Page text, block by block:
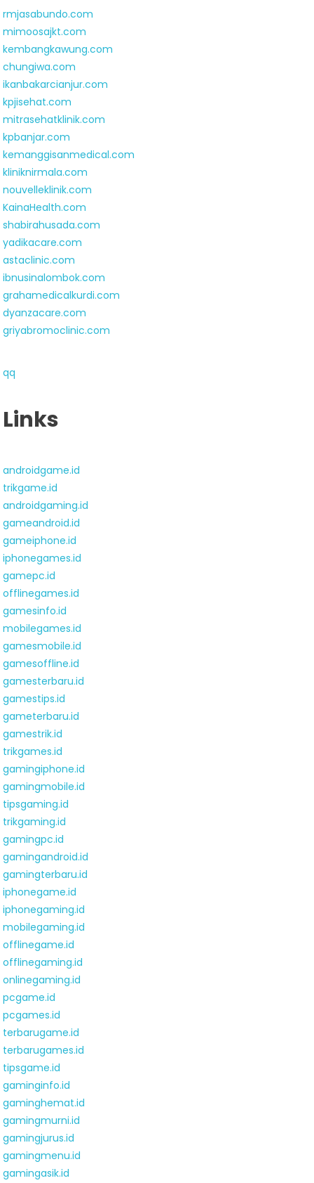
rmjasabundo.com
mimoosajkt.com
kembangkawung.com
chungiwa.com
ikanbakarcianjur.com
kpjisehat.com
mitrasehatklinik.com
kpbanjar.com
kemanggisanmedical.com
kliniknirmala.com
nouvelleklinik.com
KainaHealth.com
shabirahusada.com
yadikacare.com
astaclinic.com
ibnusinalombok.com
grahamedicalkurdi.com
dyanzacare.com
griyabromoclinic.com
qq
Links
androidgame.id
trikgame.id
androidgaming.id
gameandroid.id
gameiphone.id
iphonegames.id
gamepc.id
offlinegames.id
gamesinfo.id
mobilegames.id
gamesmobile.id
gamesoffline.id
gamesterbaru.id
gamestips.id
gameterbaru.id
gamestrik.id
trikgames.id
gamingiphone.id
gamingmobile.id
tipsgaming.id
trikgaming.id
gamingpc.id
gamingandroid.id
gamingterbaru.id
iphonegame.id
iphonegaming.id
mobilegaming.id
offlinegame.id
offlinegaming.id
onlinegaming.id
pcgame.id
pcgames.id
terbarugame.id
terbarugames.id
tipsgame.id
gaminginfo.id
gaminghemat.id
gamingmurni.id
gamingjurus.id
gamingmenu.id
gamingasik.id